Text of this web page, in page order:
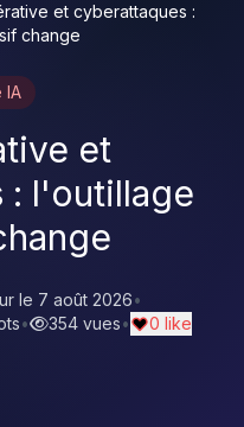
et cyberattaques :
change
IA
et
: l'outillage
le 7 août 2026•
• 354 vues• 0 like